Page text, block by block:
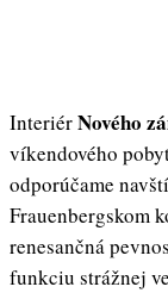
InteriérNového
víkendového
odporúčame
Frauenbergskom
renesančná
funkciu strážnej